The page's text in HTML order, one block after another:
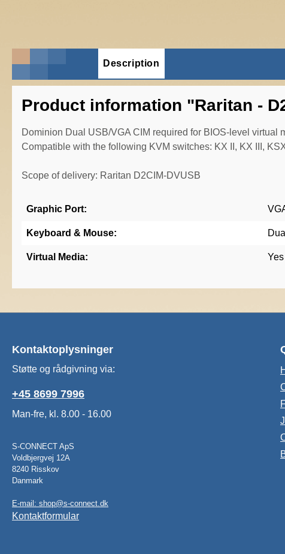
Description
Product information "Raritan -
Dominion Dual USB/VGA CIM required for BIOS-level
Compatible with the following KVM switches: KX II, KX III,
Scope of delivery: Raritan D2CIM-DVUSB
Graphic Port:
Keyboard & Mouse:
Virtual Media: Yes
Kontaktoplysninger
Støtte og rådgivning via:
+45 8699 7996
Man-fre, kl. 8.00 - 16.00
S-CONNECT ApS
Voldbjergvej 12A
8240 Risskov
Danmark
E-mail: shop@s-connect.dk
Kontaktformular